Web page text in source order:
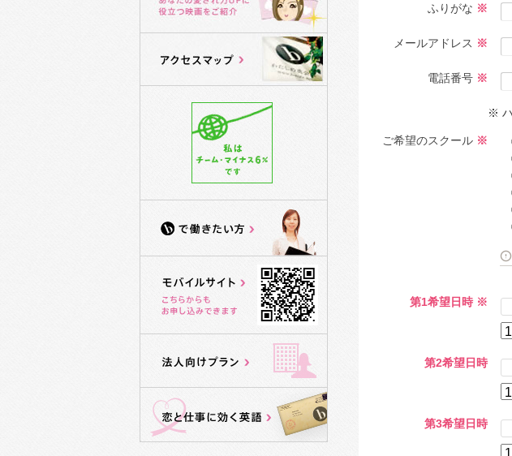
ふりがな ※
メールアドレス ※
電話番号 ※
※
ご希望のスクール ※
第1希望日時 ※
第2希望日時
第3希望日時